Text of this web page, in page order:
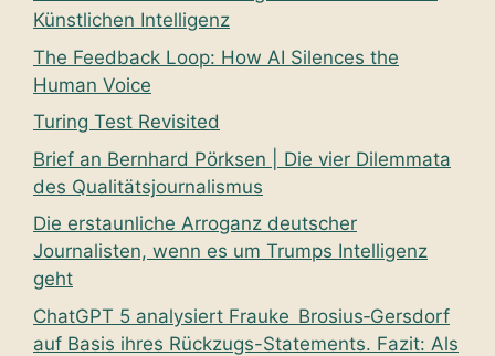
Künstlichen Intelligenz
The Feedback Loop: How AI Silences the
Human Voice
Turing Test Revisited
Brief an Bernhard Pörksen | Die vier Dilemmata
des Qualitätsjournalismus
Die erstaunliche Arroganz deutscher
Journalisten, wenn es um Trumps Intelligenz
geht
ChatGPT 5 analysiert Frauke Brosius‑Gersdorf
auf Basis ihres Rückzugs-Statements. Fazit: Als